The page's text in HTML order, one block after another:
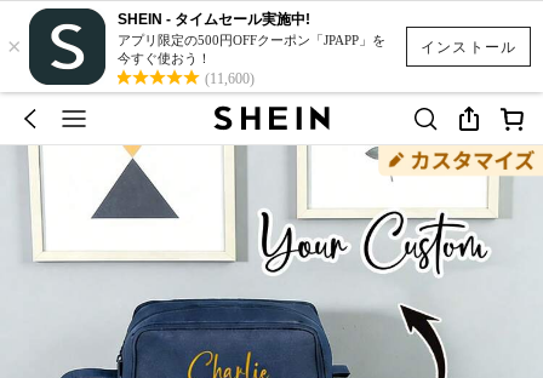
インストール
×
SHEIN - タイムセール実施中!
アプリ限定の500円OFFクーポン「JPAPP」を
今すぐ使おう！
(11,600)